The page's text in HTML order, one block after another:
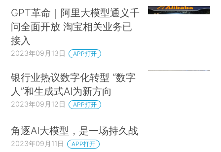
GPT革命｜阿里大模型通义千
问全面开放 淘宝相关业务已
接入
2023年09月13日 APP打开
银行业热议数字化转型 “数字
人”和生成式AI为新方向
2023年09月12日 APP打开
角逐AI大模型，是一场持久战
2023年09月11日 APP打开